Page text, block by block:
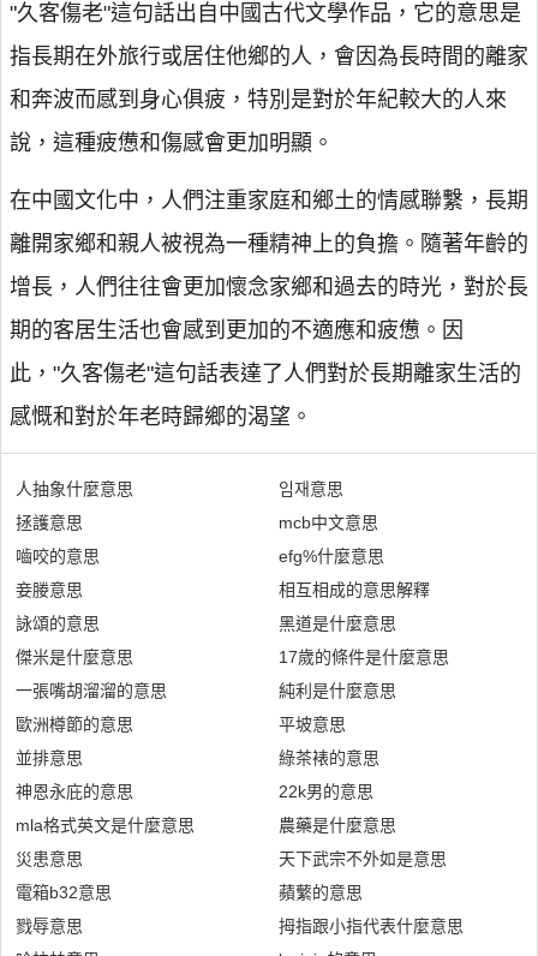
"久客傷老"這句話出自中國古代文學作品，它的意思是
指長期在外旅行或居住他鄉的人，會因為長時間的離家
和奔波而感到身心俱疲，特別是對於年紀較大的人來
說，這種疲憊和傷感會更加明顯。
在中國文化中，人們注重家庭和鄉土的情感聯繫，長期
離開家鄉和親人被視為一種精神上的負擔。隨著年齡的
增長，人們往往會更加懷念家鄉和過去的時光，對於長
期的客居生活也會感到更加的不適應和疲憊。因
此，"久客傷老"這句話表達了人們對於長期離家生活的
感慨和對於年老時歸鄉的渴望。
人抽象什麼意思
拯護意思
嚙咬的意思
妾媵意思
詠頌的意思
傑米是什麼意思
一張嘴胡溜溜的意思
歐洲樽節的意思
並排意思
神恩永庇的意思
mla格式英文是什麼意思
災患意思
電箱b32意思
戮辱意思
임재意思
mcb中文意思
efg%什麼意思
相互相成的意思解釋
黑道是什麼意思
17歲的條件是什麼意思
純利是什麼意思
平坡意思
綠茶裱的意思
22k男的意思
農藥是什麼意思
天下武宗不外如是意思
蘋蘩的意思
拇指跟小指代表什麼意思